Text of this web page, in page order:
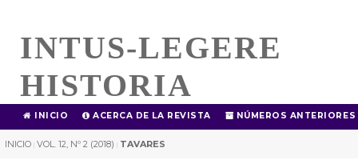
INTUS-LEGERE
HISTORIA
INICIO ACERCA DE LA REVISTA NÚMEROS ANTERIORES
INICIO | VOL. 12, Nº 2 (2018) | TAVARES